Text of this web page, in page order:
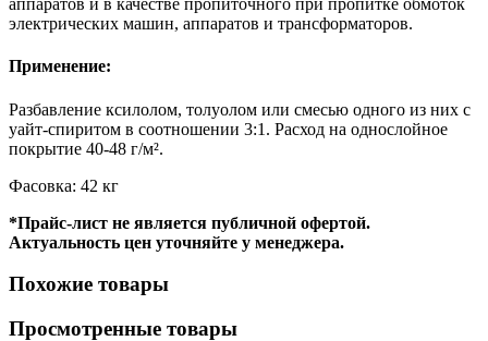
аппаратов и в качестве пропиточного при пропитке обмоток
электрических машин, аппаратов и трансформаторов.
Применение:
Разбавление ксилолом, толуолом или смесью одного из них с
уайт-спиритом в соотношении 3:1. Расход на однослойное
покрытие 40-48 г/м².
Фасовка: 42 кг
*Прайс-лист не является публичной офертой.
Актуальность цен уточняйте у менеджера.
Похожие товары
Просмотренные товары